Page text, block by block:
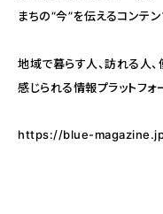
まちの“今”を伝えるコンテ
地域で暮らす人、訪れる人、
感じられる情報プラットフォ
https://blue-